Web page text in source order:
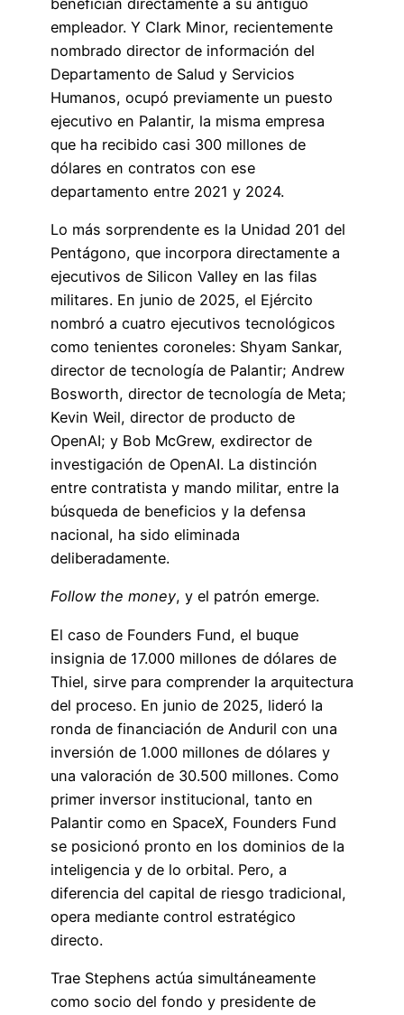
empleador. Y Clark Minor, recientemente
nombrado director de información del
Departamento de Salud y Servicios
Humanos, ocupó previamente un puesto
ejecutivo en Palantir, la misma empresa
que ha recibido casi 300 millones de
dólares en contratos con ese
departamento entre 2021 y 2024.
Lo más sorprendente es la Unidad 201 del
Pentágono, que incorpora directamente a
ejecutivos de Silicon Valley en las filas
militares. En junio de 2025, el Ejército
nombró a cuatro ejecutivos tecnológicos
como tenientes coroneles: Shyam Sankar,
director de tecnología de Palantir; Andrew
Bosworth, director de tecnología de Meta;
Kevin Weil, director de producto de
OpenAI; y Bob McGrew, exdirector de
investigación de OpenAI. La distinción
entre contratista y mando militar, entre la
búsqueda de beneficios y la defensa
nacional, ha sido eliminada
deliberadamente.
Follow the money, y el patrón emerge.
El caso de Founders Fund, el buque
insignia de 17.000 millones de dólares de
Thiel, sirve para comprender la arquitectura
del proceso. En junio de 2025, lideró la
ronda de financiación de Anduril con una
inversión de 1.000 millones de dólares y
una valoración de 30.500 millones. Como
primer inversor institucional, tanto en
Palantir como en SpaceX, Founders Fund
se posicionó pronto en los dominios de la
inteligencia y de lo orbital. Pero, a
diferencia del capital de riesgo tradicional,
opera mediante control estratégico
directo.
Trae Stephens actúa simultáneamente
como socio del fondo y presidente de